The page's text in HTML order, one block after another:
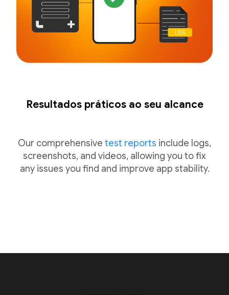
Resultados práticos ao seu alcance
Our comprehensive test reports include logs,
screenshots, and videos, allowing you to fix
any issues you find and improve app stability.